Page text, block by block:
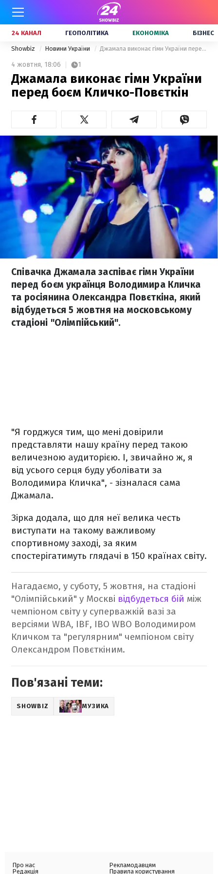
24 КАНАЛ ГЕОПОЛІТИКА ЕКОНОМІКА БІЗНЕС
Showbiz Новини України Джамала виконає гімн України перед боєм Кличко-Повєткін
4 жовтня, 18:06 1
Джамала виконає гімн України
перед боєм Кличко-Повєткін
Співачка Джамала заспіває гімн України
перед боєм українця Володимира Кличка
та росіянина Олександра Повєткіна, який
відбудеться 5 жовтня на московському
стадіоні "Олімпійський".
"Я горджуся тим, що мені довірили
представляти нашу країну перед такою
величезною аудиторією. І, звичайно ж, я
від усього серця буду уболівати за
Володимира Кличка", - зізналася сама
Джамала.
Зірка додала, що для неї велика честь
виступати на такому важливому
спортивному заході, за яким
спостерігатимуть глядачі в 150 країнах світу.
Нагадаємо, у суботу, 5 жовтня, на стадіоні
"Олімпійський" у Москві відбудеться бій між
чемпіоном світу у суперважкій вазі за
версіями WBA, IBF, IBO WBO Володимиром
Кличком та "регулярним" чемпіоном світу
Олександром Повєткіним.
Пов'язані теми:
SHOWBIZ МУЗИКА
Про нас
Редакція
Рекламодавцям
Правила користування